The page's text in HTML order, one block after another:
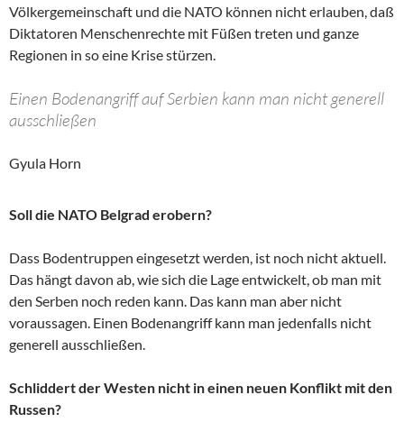
Völkergemeinschaft und die NATO können nicht erlauben, daß
Diktatoren Menschenrechte mit Füßen treten und ganze
Regionen in so eine Krise stürzen.
Einen Bodenangriff auf Serbien kann man nicht generell
ausschließen
Gyula Horn
Soll die NATO Belgrad erobern?
Dass Bodentruppen eingesetzt werden, ist noch nicht aktuell.
Das hängt davon ab, wie sich die Lage entwickelt, ob man mit
den Serben noch reden kann. Das kann man aber nicht
voraussagen. Einen Bodenangriff kann man jedenfalls nicht
generell ausschließen.
Schliddert der Westen nicht in einen neuen Konflikt mit den
Russen?